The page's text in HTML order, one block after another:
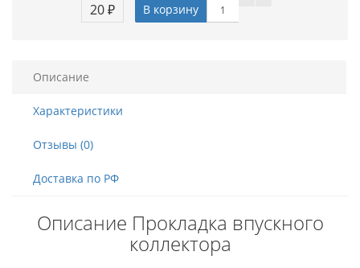
20 ₽ В корзину
Описание
Характеристики
Отзывы (0)
Доставка по РФ
Описание Прокладка впускного
коллектора